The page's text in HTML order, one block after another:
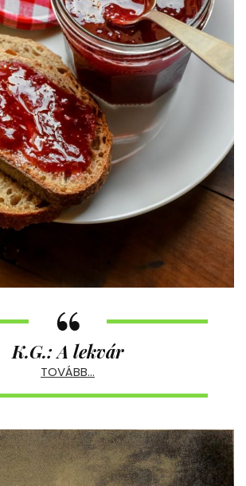
K.G.: A lekvár
TOVÁBB…